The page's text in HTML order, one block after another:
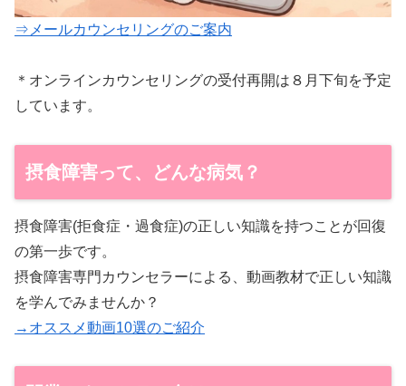
⇒メールカウンセリングのご案内
＊オンラインカウンセリングの受付再開は８月下旬を予定
しています。
摂食障害って、どんな病気？
摂食障害(拒食症・過食症)の正しい知識を持つことが回復
の第一歩です。
摂食障害専門カウンセラーによる、動画教材で正しい知識
を学んでみませんか？
→オススメ動画10選のご紹介